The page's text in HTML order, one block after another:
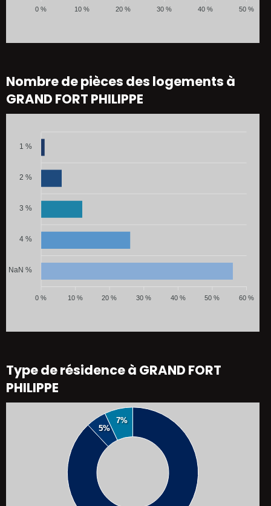
50 %
40 %
30 %
20 %
10 %
0 %
Nombre de pièces des logements à
GRAND FORT PHILIPPE
1 %
2 %
3 %
4 %
NaN %
60 %
50 %
40 %
30 %
20 %
10 %
0 %
Type de résidence à GRAND FORT
PHILIPPE
5%
7%